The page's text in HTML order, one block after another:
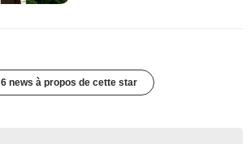
6 news à propos de cette star